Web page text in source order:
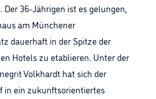
36-Jährigen ist es gelungen,
am Münchener
dauerhaft in der Spitze der
Hotels zu etablieren. Unter der
Volkhardt hat sich der
in ein zukunftsorientiertes